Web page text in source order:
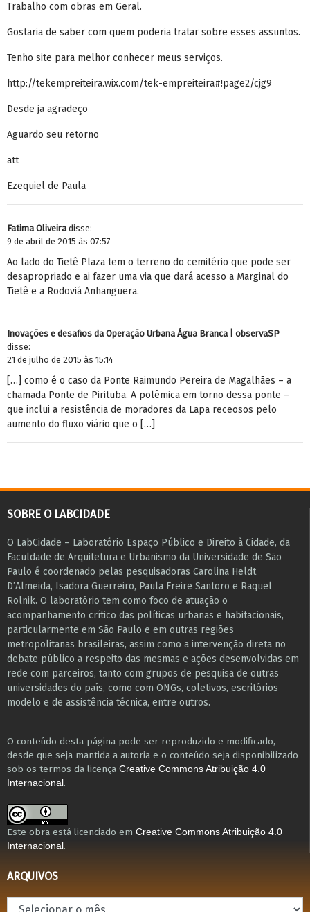
Trabalho com obras em Geral.
Gostaria de saber com quem poderia tratar sobre esses assuntos.
Tenho site para melhor conhecer meus serviços.
http://tekempreiteira.wix.com/tek-empreiteira#!page2/cjg9
Desde ja agradeço
Aguardo seu retorno
att
Ezequiel de Paula
Fatima Oliveira disse:
9 de abril de 2015 às 07:57
Ao lado do Tietê Plaza tem o terreno do cemitério que pode ser
desapropriado e ai fazer uma via que dará acesso a Marginal do
Tietê e a Rodoviá Anhanguera.
Inovações e desafios da Operação Urbana Água Branca | observaSP
disse:
21 de julho de 2015 às 15:14
[…] como é o caso da Ponte Raimundo Pereira de Magalhães – a
chamada Ponte de Pirituba. A polêmica em torno dessa ponte –
que inclui a resistência de moradores da Lapa receosos pelo
aumento do fluxo viário que o […]
SOBRE O LABCIDADE
O LabCidade – Laboratório Espaço Público e Direito à Cidade, da
Faculdade de Arquitetura e Urbanismo da Universidade de São
Paulo é coordenado pelas pesquisadoras Carolina Heldt
D’Almeida, Isadora Guerreiro, Paula Freire Santoro e Raquel
Rolnik. O laboratório tem como foco de atuação o
acompanhamento crítico das políticas urbanas e habitacionais,
particularmente em São Paulo e ​em outras regiões
metropolitanas brasileiras, assim como a intervenção direta no
debate público a respeito das mesmas e ações desenvolvidas em
r​e​de com parceiros, tanto com grupos de pesquisa ​de outras
universidades do país, como com ONGs, coletivos, escritórios
modelo e de assistência técnica​, entre outros​.
O conteúdo desta página pode ser reproduzido e modificado,
desde que seja mantida a autoria e o conteúdo seja disponibilizado
sob os termos da licença Creative Commons Atribuição 4.0
Internacional .
Este obra está licenciado em Creative Commons Atribuição 4.0
Internacional .
ARQUIVOS
Arquivos